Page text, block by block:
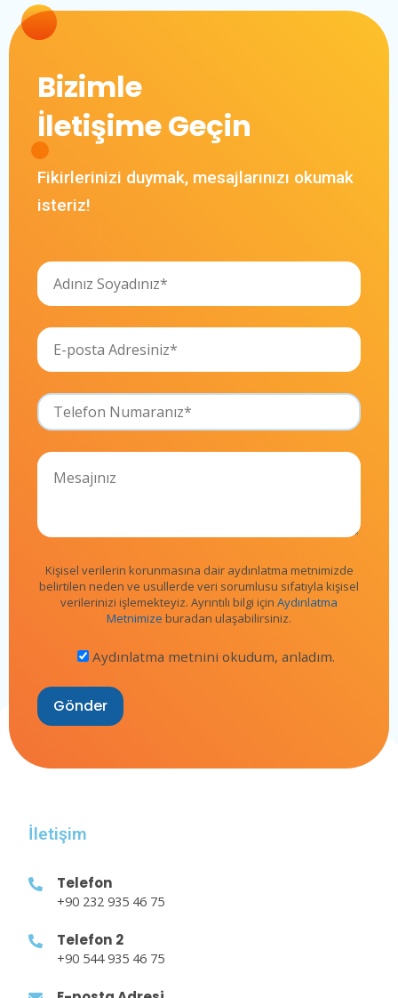
Bizimle
İletişime Geçin
Fikirlerinizi duymak, mesajlarınızı okumak
isteriz!
Kişisel verilerin korunmasına dair aydınlatma metnimizde
belirtilen neden ve usullerde veri sorumlusu sıfatıyla kişisel
verilerinizi işlemekteyiz. Ayrıntılı bilgi için Aydınlatma
Metnimize buradan ulaşabilirsiniz.
Aydınlatma metnini okudum, anladım.
İletişim
Telefon
+90 232 935 46 75
Telefon 2
+90 544 935 46 75